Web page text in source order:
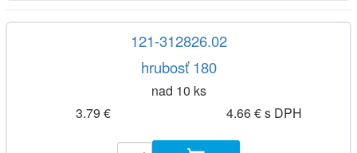
121-312826.02
hrubosť 180
nad 10 ks
3.79 €
4.66 € s DPH